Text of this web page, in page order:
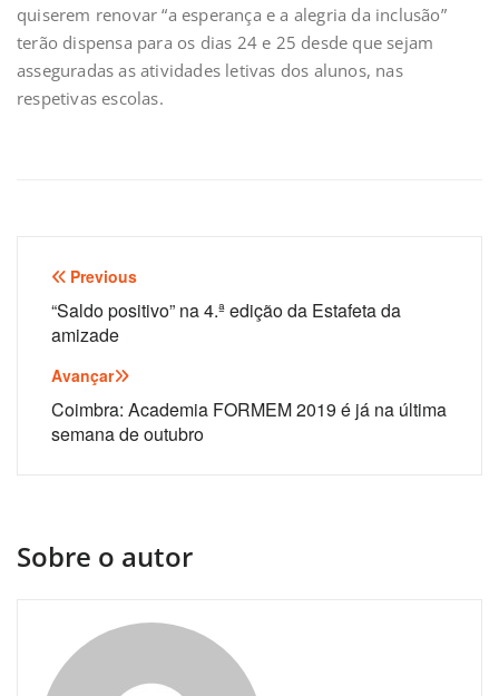
quiserem renovar “a esperança e a alegria da inclusão”
terão dispensa para os dias 24 e 25 desde que sejam
asseguradas as atividades letivas dos alunos, nas
respetivas escolas.
Navegação
de
artigos
Previous
“Saldo positivo” na 4.ª edição da Estafeta da
amizade
Avançar
Coimbra: Academia FORMEM 2019 é já na última
semana de outubro
Sobre o autor